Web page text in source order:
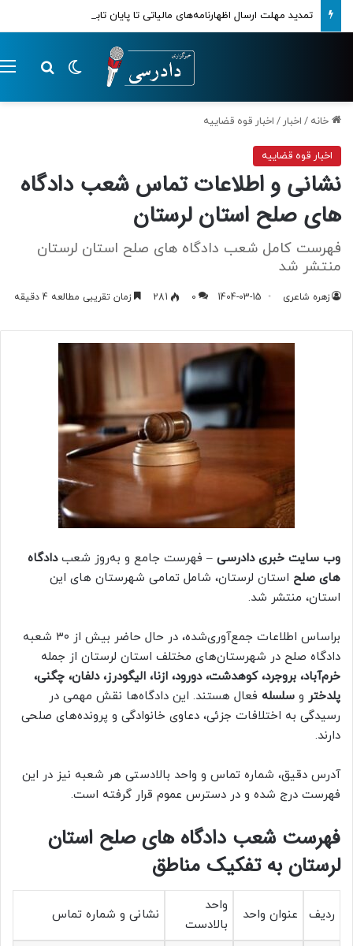
تمدید مهلت ارسال اظهارنامه‌های مالیاتی تا پایان تابستان 1405
تغییر پوسته
خانه / اخبار / اخبار قوه قضاییه
اخبار قوه قضاییه
نشانی و اطلاعات تماس شعب دادگاه
های صلح استان لرستان
فهرست کامل شعب دادگاه های صلح استان لرستان
منتشر شد
زهره شاعری 1404-03-15
0
281 زمان تقریبی مطالعه 4 دقیقه
وب سایت خبری دادرسی – فهرست جامع و به‌روز شعبدادگاه
های صلح استان لرستان، شامل تمامی شهرستان های این
استان، منتشر شد.
براساس اطلاعات جمع‌آوری‌شده، در حال حاضر بیش از ۳۰ شعبه
دادگاه صلح در شهرستان‌های مختلف استان لرستان از جمله
خرم‌آباد، بروجرد، کوهدشت، دورود، ازنا، الیگودرز، دلفان، چگنی،
پلدختر و سلسله فعال هستند. این دادگاه‌ها نقش مهمی در
رسیدگی به اختلافات جزئی، دعاوی خانوادگی و پرونده‌های صلحی
دارند.
آدرس دقیق، شماره تماس و واحد بالادستی هر شعبه نیز در این
فهرست درج شده و در دسترس عموم قرار گرفته است.
فهرست شعب دادگاه های صلح استان
لرستان به تفکیک مناطق
ردیف عنوان واحد
واحد
بالادست
نشانی و شماره تماس